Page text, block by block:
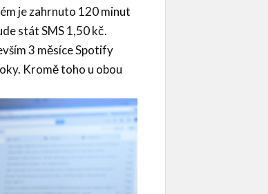
je zahrnuto 120 minut
stát SMS 1,50 kč.
3 měsíce Spotify
Kromě toho u obou